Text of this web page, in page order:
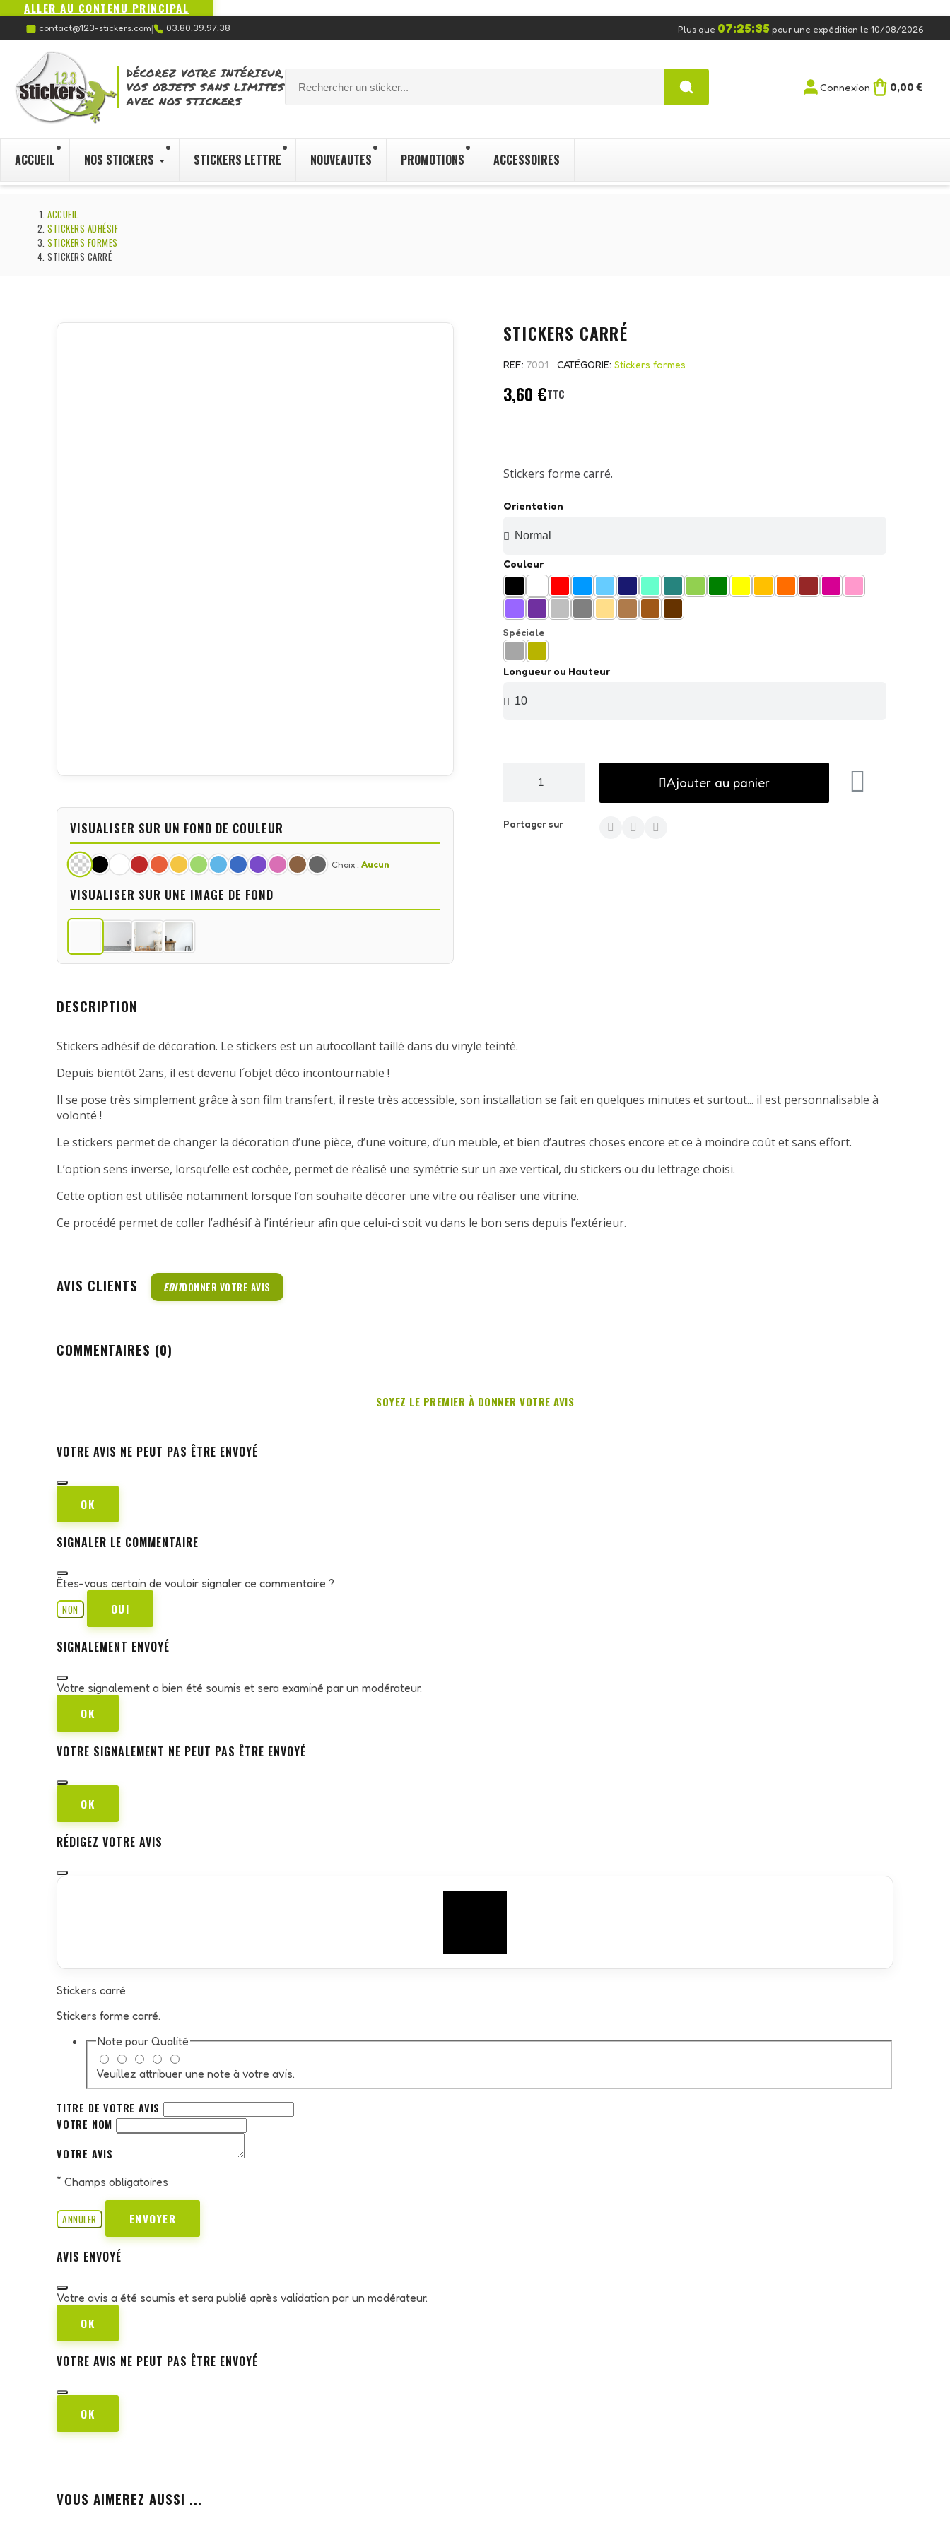
ALLER AU CONTENU PRINCIPAL
contact@123-stickers.com| 03.80.39.97.38 Plus que 07:25:35 pour une expédition le 10/08/2026
DÉCOREZ VOTRE INTÉRIEUR,
VOS OBJETS SANS LIMITES
AVEC NOS STICKERS
Connexion 0,00 €
ACCUEIL NOS STICKERS STICKERS LETTRE NOUVEAUTES PROMOTIONS ACCESSOIRES
ACCUEIL
STICKERS ADHÉSIF
STICKERS FORMES
STICKERS CARRÉ
VISUALISER SUR UN FOND DE COULEUR
Choix : Aucun
VISUALISER SUR UNE IMAGE DE FOND
STICKERS CARRÉ
REF 7001 CATÉGORIE Stickers formes
3,60 €TTC
Stickers forme carré.
Orientation
Couleur
Spéciale
Longueur ou Hauteur
Ajouter au panier
Partager sur
DESCRIPTION
Stickers adhésif de décoration. Le stickers est un autocollant taillé dans du vinyle teinté.
Depuis bientôt 2ans, il est devenu l´objet déco incontournable !
Il se pose très simplement grâce à son film transfert, il reste très accessible, son installation se fait en quelques minutes et surtout... il est personnalisable à
volonté !
Le stickers permet de changer la décoration d’une pièce, d’une voiture, d’un meuble, et bien d’autres choses encore et ce à moindre coût et sans effort.
L’option sens inverse, lorsqu’elle est cochée, permet de réalisé une symétrie sur un axe vertical, du stickers ou du lettrage choisi.
Cette option est utilisée notamment lorsque l’on souhaite décorer une vitre ou réaliser une vitrine.
Ce procédé permet de coller l’adhésif à l’intérieur afin que celui-ci soit vu dans le bon sens depuis l’extérieur.
AVIS CLIENTS EDITDONNER VOTRE AVIS
COMMENTAIRES (0)
SOYEZ LE PREMIER À DONNER VOTRE AVIS
VOTRE AVIS NE PEUT PAS ÊTRE ENVOYÉ
OK
SIGNALER LE COMMENTAIRE
Êtes-vous certain de vouloir signaler ce commentaire ?
NON
OUI
SIGNALEMENT ENVOYÉ
Votre signalement a bien été soumis et sera examiné par un modérateur.
OK
VOTRE SIGNALEMENT NE PEUT PAS ÊTRE ENVOYÉ
OK
RÉDIGEZ VOTRE AVIS
Stickers carré
Stickers forme carré.
Note pour Qualité
Veuillez attribuer une note à votre avis.
TITRE DE VOTRE AVIS
VOTRE NOM
VOTRE AVIS
* Champs obligatoires
ANNULER ENVOYER
AVIS ENVOYÉ
Votre avis a été soumis et sera publié après validation par un modérateur.
OK
VOTRE AVIS NE PEUT PAS ÊTRE ENVOYÉ
OK
VOUS AIMEREZ AUSSI ...